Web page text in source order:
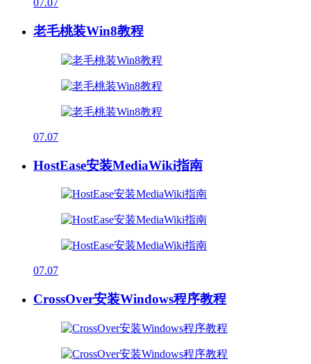
07.07
老毛桃装Win8教程
07.07
HostEase安装MediaWiki指南
07.07
CrossOver安装Windows程序教程